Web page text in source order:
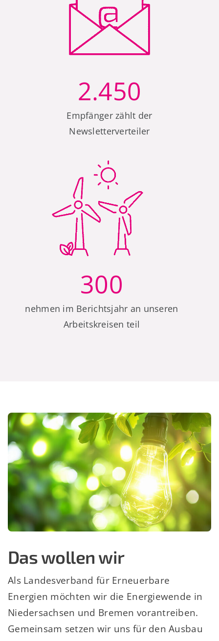
2.450
Empfänger zählt der
Newsletterverteiler
300
nehmen im Berichtsjahr an unseren
Arbeitskreisen teil
Das wollen wir
Als Landesverband für Erneuerbare
Energien möchten wir die Energiewende in
Niedersachsen und Bremen vorantreiben.
Gemeinsam setzen wir uns für den Ausbau